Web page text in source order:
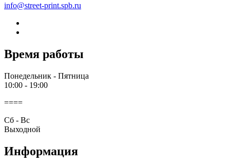
info@street-print.spb.ru
Время работы
Понедельник - Пятница
10:00 - 19:00
====
Cб - Вс
Выходной
Информация